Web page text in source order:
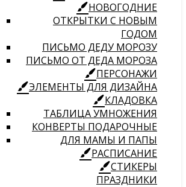
НОВОГОДНИЕ
ОТКРЫТКИ С НОВЫМ
ГОДОМ
ПИСЬМО ДЕДУ МОРОЗУ
ПИСЬМО ОТ ДЕДА МОРОЗА
ПЕРСОНАЖИ
ЭЛЕМЕНТЫ ДЛЯ ДИЗАЙНА
КЛАДОВКА
ТАБЛИЦА УМНОЖЕНИЯ
КОНВЕРТЫ ПОДАРОЧНЫЕ
ДЛЯ МАМЫ И ПАПЫ
РАСПИСАНИЕ
СТИКЕРЫ
ПРАЗДНИКИ